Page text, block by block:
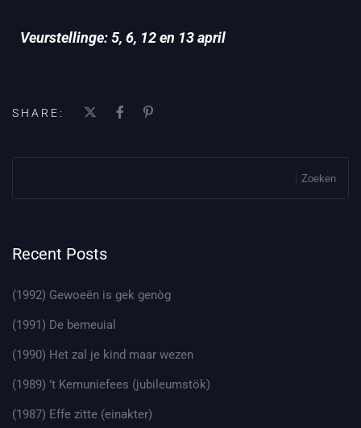
Veurstellinge: 5, 6, 12 en 13 april
SHARE:
Zoeken
Recent Posts
(1992) Gewoeën is gek genòg
(1991) De bemeuial
(1990) Het zal je kind maar wezen
(1989) ’t Kemuniefees (jubileumstök)
(1987) Effe zitte (einakter)